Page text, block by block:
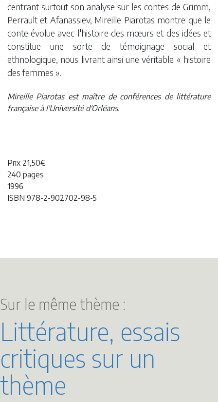
centrant surtout son analyse sur les contes de Grimm,
Perrault et Afanassiev, Mireille Piarotas montre que le
conte évolue avec l'histoire des mœurs et des idées et
constitue une sorte de témoignage social et
ethnologique, nous livrant ainsi une véritable « histoire
des femmes ».
Mireille Piarotas est maître de conférences de littérature
française à l'Université d'Orléans.
Prix 21,50€
240 pages
1996
ISBN 978-2-902702-98-5
Sur le même thème :
Littérature, essais
critiques sur un
thème